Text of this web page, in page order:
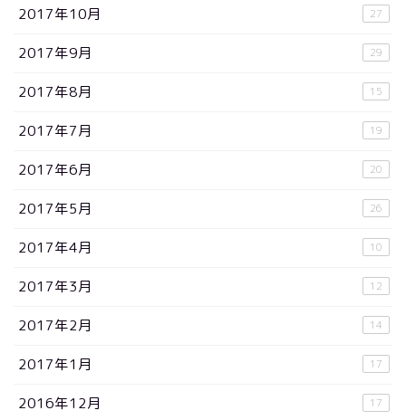
2017年10月 27
2017年9月 29
2017年8月 15
2017年7月 19
2017年6月 20
2017年5月 26
2017年4月 10
2017年3月 12
2017年2月 14
2017年1月 17
2016年12月 17